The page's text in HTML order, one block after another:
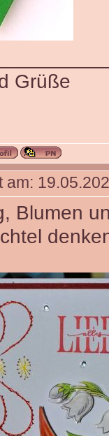
Grüße
am:
Blumen